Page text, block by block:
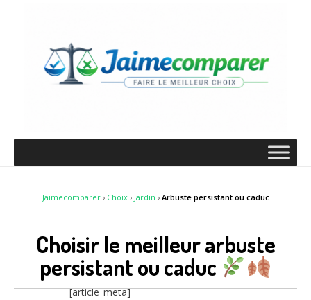
Jaimecomparer› Choix› Jardin › Arbuste persistant ou caduc
Choisir le meilleur arbuste
persistant ou caduc
[article_meta]